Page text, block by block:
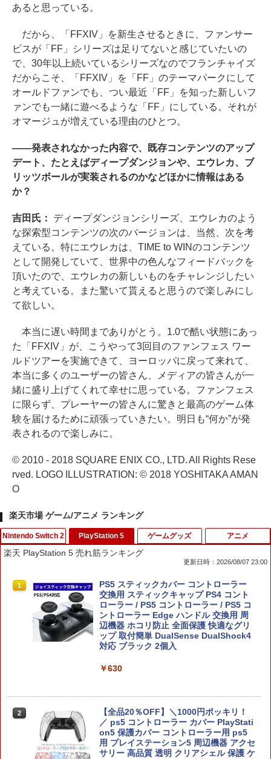
あると思っている。
だから、「FFXIV」を新生させるときに、ファンサー
ビスが「FF」シリーズは足りてないと感じていたいの
で、30年以上続いているシリーズなのでフランチャイズ
だからこそ、「FFXIV」を「FF」のテーマパークにして
オールドファンでも、つい最近「FF」を知った新しいフ
ァンでも一緒に遊べるような「FF」にしている。それが
オマージュが増えている理由のひとつ。
――発表されなかった内容で、既存コンテンツのアップ
デート、たとえばディープダンジョンや、エウレカ、ブ
リッツボールが実装されるのかなどほかに情報はある
か？
吉田氏： ディープダンジョンシリーズ、エウレカのよう
な探索型コンテンツの次のバージョンは、当然、次を考
えている。特にエウレカは、TIME to WINのコンテンツ
として開発していて、世界中の色んなフィードバックを
頂いたので、エウレカの新しいものをチャレンジしたい
と考えている。また驚いて貰えると思うので楽しみにし
て欲しい。
本当に遅い時間までありがとう。1.0で酷い状態にあっ
た「FFXIV」が、こうやって3回目のファンフェス ワー
ルドツアーを実施できて、ヨーロッパに戻って来れて、
本当に多くのユーザーの皆さん、メディアの皆さんが一
緒に盛り上げてくれて幸せに思っている。ファンフェス
に限らず、プレーヤーの皆さんに驚きと最高のゲーム体
験を届けるために頑張っていきたい。明日も“何か”が発
表されるので楽しみに。
© 2010 - 2018 SQUARE ENIX CO., LTD. All Rights Rese
rved. LOGO ILLUSTRATION: © 2018 YOSHITAKA AMAN
O
楽天市場 ゲーム/アニメ ランキング
Nintendo Switch 2
1 ファイアーエムブレム 万紫千紅
￥8,970
任天堂 【Switch2】マリオカート ワール
￥8,970
【ホリ公式】【任天堂ライセンス商品】
PlayStation 5
楽天 PlayStation 5 売れ筋ランキング
更新日時：2026/08/07 23:00
1
PS5 スティックカバー コントローラー
交換用 スティックキャップ PS4 コント
ローラー / PS5 コントローラー / PS5 コ
ントローラー Edge ハンドル 交換用 周
辺機器 ホコリ防止 全面保護 快適なグリ
ップ 取付簡単 DualSense DualShock4
対応 ブラック 2個入
￥630
2
【全品20％OFF】＼1000円ポッキリ！
／ ps5 コントローラー カバー PlayStati
on5 保護カバー コントローラー用 ps5
用 プレイステーション5 周辺機器 アクセ
サリー 高品質 透明 クリアシェル 保護 ケ
ゲームグッズ アニメ